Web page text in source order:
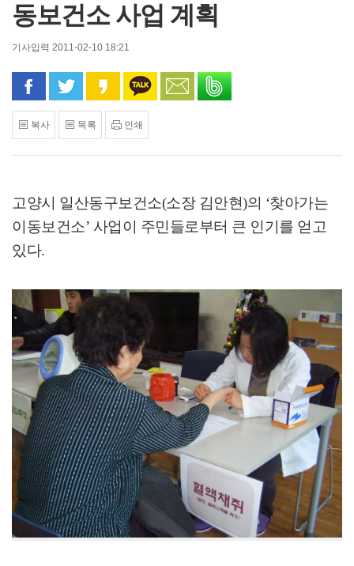
동보건소 사업 계획
기사입력 2011-02-10 18:21
페이스북으로 공유
트위터로 공유카카오 스토리로 공유
카카오톡으로 공유
문자로 공유
복사 목록 인쇄
고양시 일산동구보건소(소장 김안현)의 ‘찾아가는
이동보건소’ 사업이 주민들로부터 큰 인기를 얻고
있다.